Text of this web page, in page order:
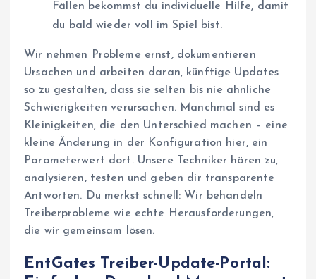
Fällen bekommst du individuelle Hilfe, damit
du bald wieder voll im Spiel bist.
Wir nehmen Probleme ernst, dokumentieren
Ursachen und arbeiten daran, künftige Updates
so zu gestalten, dass sie selten bis nie ähnliche
Schwierigkeiten verursachen. Manchmal sind es
Kleinigkeiten, die den Unterschied machen – eine
kleine Änderung in der Konfiguration hier, ein
Parameterwert dort. Unsere Techniker hören zu,
analysieren, testen und geben dir transparente
Antworten. Du merkst schnell: Wir behandeln
Treiberprobleme wie echte Herausforderungen,
die wir gemeinsam lösen.
EntGates Treiber-Update-Portal: